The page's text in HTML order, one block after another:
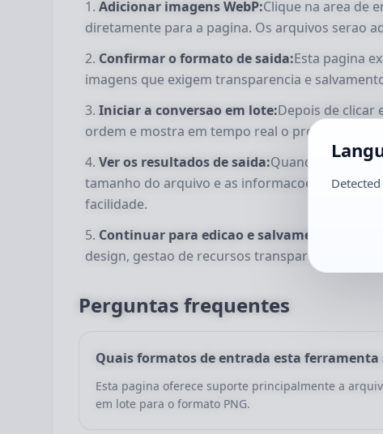
Adicionar imagens WebP:Clique na area de
diretamente para a pagina. Os arquivos serao
Confirmar o formato de saida:Esta pagina
imagens que exigem transparencia e
Iniciar a conversao em lote:Depois de clicar
ordem e mostra em tempo real o progresso de
Ver os resultados de saida:Quando a
tamanho do arquivo e as informacoes basicas
facilidade.
Continuar para edicao e salvamento:
As
design, gestao de recursos transparentes e
Perguntas frequentes
Quais formatos de entrada esta ferramenta
Esta pagina oferece suporte principalmente a
em lote para o formato PNG.